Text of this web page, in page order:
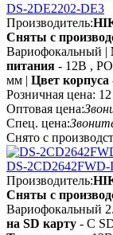
DS-2DE2202-DE3
Производитель:
Сняты с
Вариофокальный |
питания - 12В ,
мм | Цвет корпуса
Розничная цена:
Оптовая цена:
Спец. цена:
Снято с
DS-2CD2642FWD-
Производитель:
Сняты с
Вариофокальный
на SD карту - С